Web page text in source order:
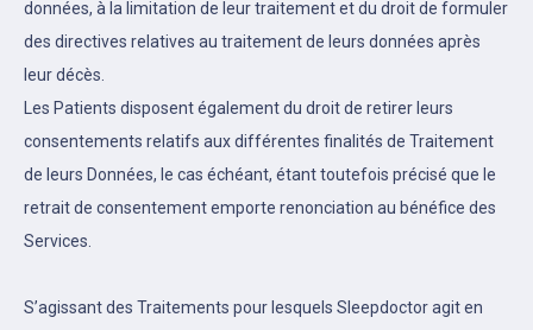
données, à la limitation de leur traitement et du droit de formuler
des directives relatives au traitement de leurs données après
leur décès.
Les Patients disposent également du droit de retirer leurs
consentements relatifs aux différentes finalités de Traitement
de leurs Données, le cas échéant, étant toutefois précisé que le
retrait de consentement emporte renonciation au bénéfice des
Services.
S’agissant des Traitements pour lesquels Sleepdoctor agit en